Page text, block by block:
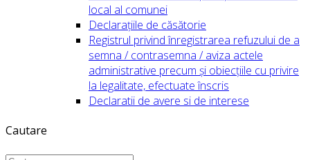
local al comunei
Declarațiile de căsătorie
Registrul privind înregistrarea refuzului de a
semna / contrasemna / aviza actele
administrative precum și obiecțiile cu privire
la legalitate, efectuate înscris
Declaratii de avere si de interese
Cautare